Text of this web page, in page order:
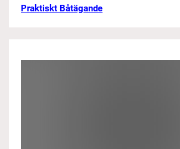
Praktiskt Båtägande